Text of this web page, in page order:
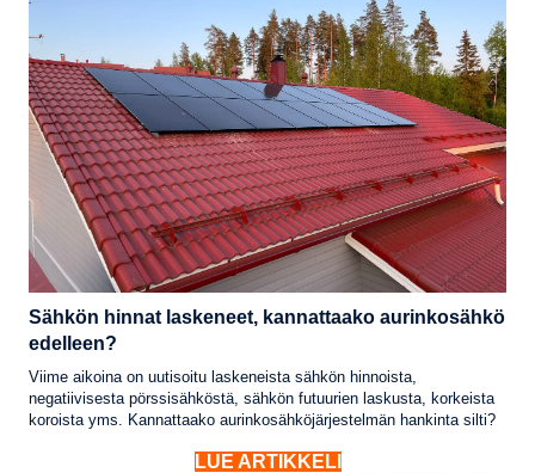
Sähkön hinnat laskeneet, kannattaako aurinkosähkö
edelleen?
Viime aikoina on uutisoitu laskeneista sähkön hinnoista,
negatiivisesta pörssisähköstä, sähkön futuurien laskusta, korkeista
koroista yms. Kannattaako aurinkosähköjärjestelmän hankinta silti?
LUE ARTIKKELI